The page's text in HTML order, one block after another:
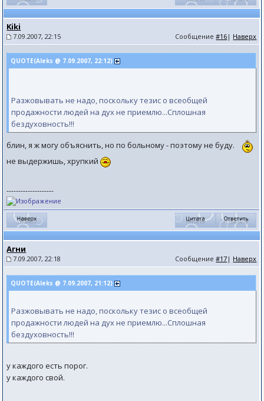
Kiki
7.09.2007, 22:15 Сообщение#16 | Наверх
QUOTE(Aleks @ 7.09.2007, 22:12)
Разжовывать не надо, поскольку тезис о всеобщей
продажности людей на дух не приемлю...Сплошная
бездуховность!!!
блин, я ж могу объяснить, но по больному - поэтому не буду.
не выдержишь, хрупкий
--------------------
Агни
7.09.2007, 22:18 Сообщение#17 | Наверх
QUOTE(Aleks @ 7.09.2007, 21:12)
Разжовывать не надо, поскольку тезис о всеобщей
продажности людей на дух не приемлю...Сплошная
бездуховность!!!
у каждого есть порог.
у каждого свой.